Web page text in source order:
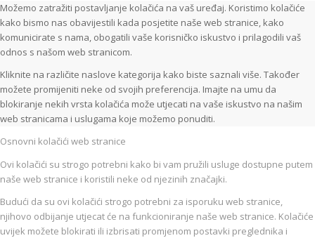
Možemo zatražiti postavljanje kolačića na vaš uređaj. Koristimo kolačiće
kako bismo nas obavijestili kada posjetite naše web stranice, kako
komunicirate s nama, obogatili vaše korisničko iskustvo i prilagodili vaš
odnos s našom web stranicom.
Kliknite na različite naslove kategorija kako biste saznali više. Također
možete promijeniti neke od svojih preferencija. Imajte na umu da
blokiranje nekih vrsta kolačića može utjecati na vaše iskustvo na našim
web stranicama i uslugama koje možemo ponuditi.
Osnovni kolačići web stranice
Ovi kolačići su strogo potrebni kako bi vam pružili usluge dostupne putem
naše web stranice i koristili neke od njezinih značajki.
Budući da su ovi kolačići strogo potrebni za isporuku web stranice,
njihovo odbijanje utjecat će na funkcioniranje naše web stranice. Kolačiće
uvijek možete blokirati ili izbrisati promjenom postavki preglednika i